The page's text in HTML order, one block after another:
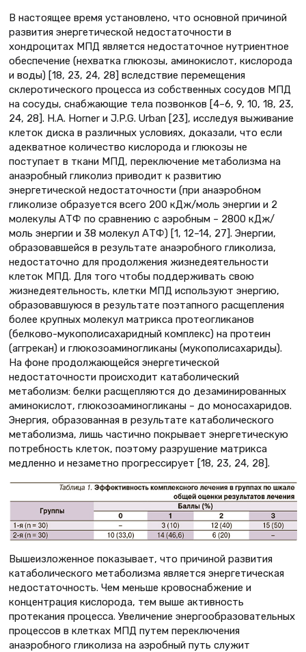
В настоящее время установлено, что основной причиной
развития энергетической недостаточности в
хондроцитах МПД является недостаточное нутриентное
обеспечение (нехватка глюкозы, аминокислот, кислорода
и воды) [18, 23, 24, 28] вследствие перемещения
склеротического процесса из собственных сосудов МПД
на сосуды, снабжающие тела позвонков [4–6, 9, 10, 18, 23,
24, 28]. H.A. Horner и J.P.G. Urban [23], исследуя выживание
клеток диска в различных условиях, доказали, что если
адекватное количество кислорода и глюкозы не
поступает в ткани МПД, переключение метаболизма на
анаэробный гликолиз приводит к развитию
энергетической недостаточности (при анаэробном
гликолизе образуется всего 200 кДж/моль энергии и 2
молекулы АТФ по сравнению с аэробным – 2800 кДж/
моль энергии и 38 молекул АТФ) [1, 12–14, 27]. Энергии,
образовавшейся в результате анаэробного гликолиза,
недостаточно для продолжения жизнедеятельности
клеток МПД. Для того чтобы поддерживать свою
жизнедеятельность, клетки МПД используют энергию,
образовавшуюся в результате поэтапного расщепления
более крупных молекул матрикса протеогликанов
(белково-мукополисахаридный комплекс) на протеин
(аггрекан) и глюкозоаминогликаны (мукополисахариды).
На фоне продолжающейся энергетической
недостаточности происходит катаболический
метаболизм: белки расщепляются до дезаминированных
аминокислот, глюкозоаминогликаны – до моносахаридов.
Энергия, образованная в результате катаболического
метаболизма, лишь частично покрывает энергетическую
потребность клеток, поэтому разрушение матрикса
медленно и незаметно прогрессирует [18, 23, 24, 28].
Вышеизложенное показывает, что причиной развития
катаболического метаболизма является энергетическая
недостаточность. Чем меньше кровоснабжение и
концентрация кислорода, тем выше активность
протекания процесса. Увеличение энергообразовательных
процессов в клетках МПД путем переключения
анаэробного гликолиза на аэробный путь служит